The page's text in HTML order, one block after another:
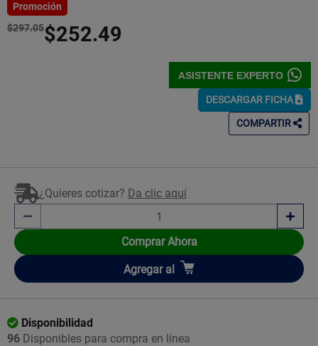
Estrellas!
Promoción
$297.05$252.49
ASISTENTE EXPERTO
DESCARGAR FICHA
COMPARTIR
¿Quieres cotizar? Da clic aquí
Comprar Ahora
Añadir
Agregar al
Disponibilidad
96 Disponibles para compra en línea